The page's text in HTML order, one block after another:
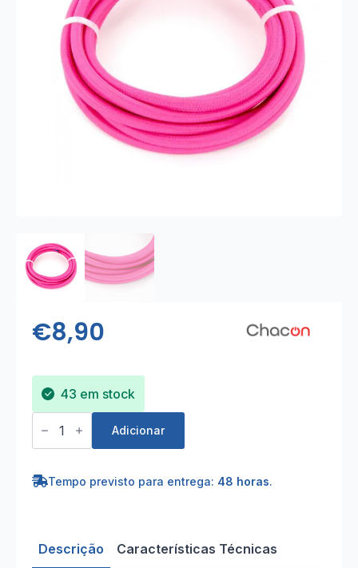
€8,90
43 em stock
Quantidade
de
Cabo
2x0,75mm²
Adicionar
Tempo previsto para entrega: 48 horas.
Descrição Características Técnicas